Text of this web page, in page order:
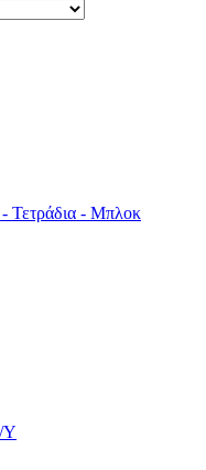
- Τετράδια - Μπλοκ
Υ